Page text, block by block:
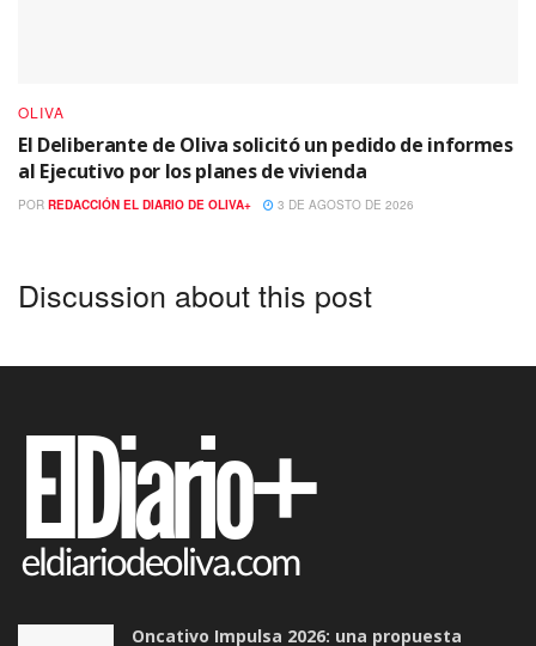
OLIVA
El Deliberante de Oliva solicitó un pedido de informes
al Ejecutivo por los planes de vivienda
POR REDACCIÓN EL DIARIO DE OLIVA+ 3 DE AGOSTO DE 2026
Discussion about this post
Oncativo Impulsa 2026: una propuesta